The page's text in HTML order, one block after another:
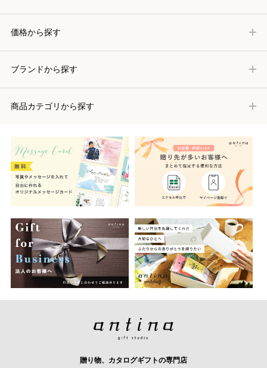
価格から探す
ブランドから探す
商品カテゴリから探す
贈り物、カタログギフトの専門店